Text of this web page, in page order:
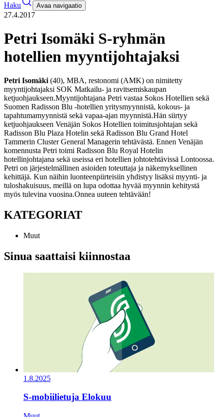
Haku Avaa navigaatio
27.4.2017
Petri Isomäki S-ryhmän
hotellien myyntijohtajaksi
Petri Isomäki (40), MBA, restonomi (AMK) on nimitetty
myyntijohtajaksi SOK Matkailu- ja ravitsemiskaupan
ketjuohjaukseen.Myyntijohtajana Petri vastaa Sokos Hotellien sekä
Suomen Radisson Blu -hotellien yritysmyynnistä, kokous- ja
tapahtumamyynnistä sekä vapaa-ajan myynnistä.Hän siirtyy
ketjuohjaukseen Venäjän Sokos Hotellien toimitusjohtajan sekä
Radisson Blu Plaza Hotelin sekä Radisson Blu Grand Hotel
Tammerin Cluster General Managerin tehtävästä. Ennen Venäjän
komennusta Petri toimi Radisson Blu Royal Hotelin
hotellinjohtajana sekä useissa eri hotellien johtotehtävissä Lontoossa.
Petri on järjestelmällinen asioiden toteuttaja ja näkemyksellinen
kehittäjä. Kun näihin luonteenpiirteisiin yhdistyy lisäksi myynti- ja
tuloshakuisuus, meillä on lupa odottaa hyvää myynnin kehitystä
myös tulevina vuosina.Onnea uuteen tehtävään!
KATEGORIAT
Muut
Sinua saattaisi kiinnostaa
1.8.2025
S-mobiilietuja Elokuu